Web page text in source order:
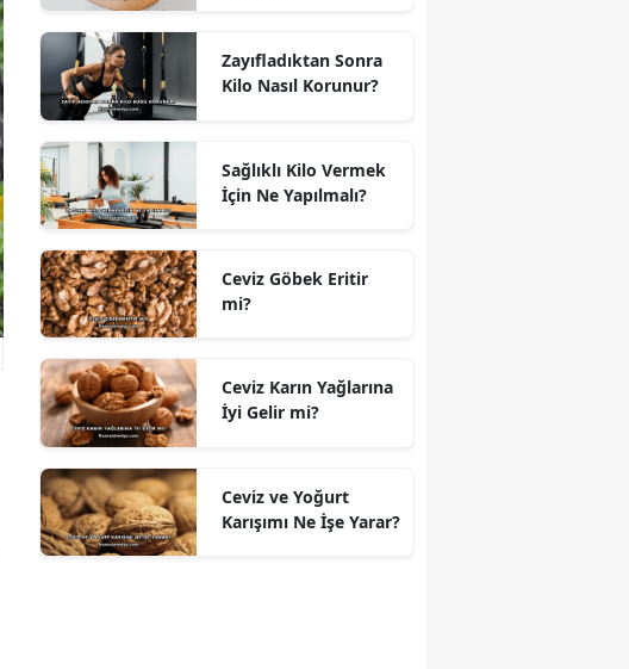
Zayıfladıktan Sonra
Kilo Nasıl Korunur?
Sağlıklı Kilo Vermek
İçin Ne Yapılmalı?
Ceviz Göbek Eritir
mi?
Ceviz Karın Yağlarına
İyi Gelir mi?
Ceviz ve Yoğurt
Karışımı Ne İşe Yarar?